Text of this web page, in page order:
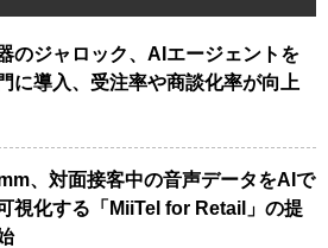
のジャロック、AIエージェントを
に導入、受注率や商談化率が向上
、対面接客中の音声データをAIで
視化する「MiiTel for Retail」の提